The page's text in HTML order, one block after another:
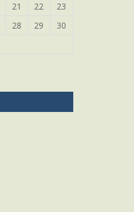
21 22
23
28 29
30